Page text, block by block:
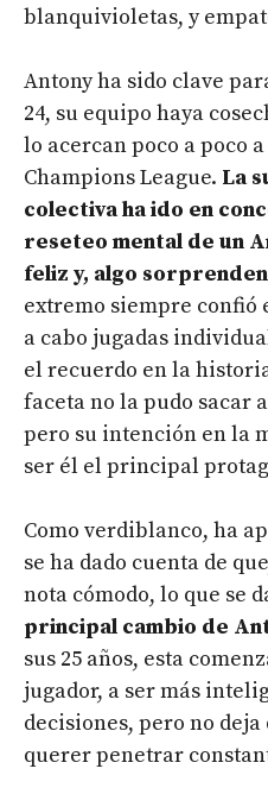
blanquivioletas, y
Antony ha sido clave
24, su equipo haya
lo acercan poco a poco a
Champions League. La
colectiva ha ido en
reseteo mental de un
feliz y, algo
extremo siempre confió
a cabo jugadas
el recuerdo en la
faceta no la pudo sacar
pero su intención en la
ser él el principal
Como verdiblanco, ha
se ha dado cuenta de
nota cómodo, lo que se
principal cambio de
sus 25 años, esta
jugador, a ser más
decisiones, pero no
querer penetrar